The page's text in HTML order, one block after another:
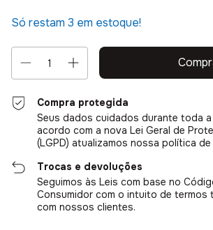
Só restam 3 em estoque!
Compra protegida
Seus dados cuidados durante toda a
acordo com a nova Lei Geral de
(LGPD) atualizamos nossa política
Trocas e devoluções
Seguimos às Leis com base no
Consumidor com o intuito de termos
com nossos clientes.